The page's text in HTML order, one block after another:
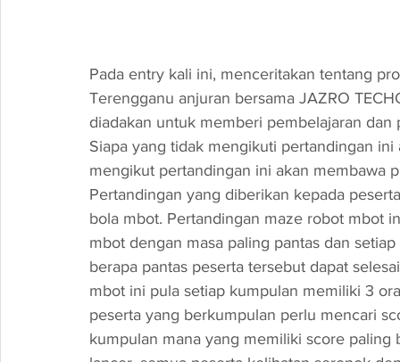
Pada entry kali ini, menceritakan tentang
Terengganu anjuran bersama JAZRO
diadakan untuk memberi pembelajaran
Siapa yang tidak mengikuti pertandingan
mengikut pertandingan ini akan membawa
Pertandingan yang diberikan kepada
bola mbot. Pertandingan maze robot mbot
mbot dengan masa paling pantas dan
berapa pantas peserta tersebut dapat
mbot ini pula setiap kumpulan memiliki 3
peserta yang berkumpulan perlu mencari
kumpulan mana yang memiliki score